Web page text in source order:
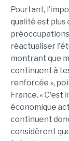
Pourtant,
qualité est plus
réactualiser
montrant que
continuent à
renforcée »,
France. «
économique
continuent
considèrent